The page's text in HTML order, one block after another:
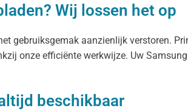
Wij lossen het op
gebruiksgemak aanzienlijk verstoren.
onze efficiënte werkwijze. Uw
beschikbaar